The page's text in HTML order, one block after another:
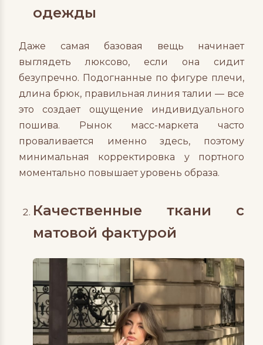
одежды
Даже самая базовая вещь начинает
выглядеть люксово, если она сидит
безупречно. Подогнанные по фигуре плечи,
длина брюк, правильная линия талии — все
это создает ощущение индивидуального
пошива. Рынок масс-маркета часто
проваливается именно здесь, поэтому
минимальная корректировка у портного
моментально повышает уровень образа.
Качественные ткани с
матовой фактурой